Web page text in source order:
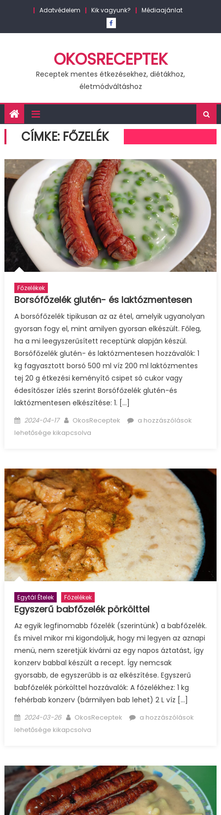
Adatvédelem Kik vagyunk? Médiaajánlat
OKOSRECEPTEK
Receptek mentes étkezésekhez, diétákhoz,
életmódváltáshoz
CÍMKE: FŐZELÉK
Főzelékek
Borsófőzelék glutén- és laktózmentesen
A borsófőzelék tipikusan az az étel, amelyik ugyanolyan
gyorsan fogy el, mint amilyen gyorsan elkészült. Főleg,
ha a mi leegyszerűsített receptünk alapján készül.
Borsófőzelék glutén- és laktózmentesen hozzávalók: 1
kg fagyasztott borsó 500 ml víz 200 ml laktózmentes
tej 20 g étkezési keményítő csipet só cukor vagy
édesítőszer ízlés szerint Borsófőzelék glutén-és
laktózmentesen elkészítése: 1. […]
Posted
on
2024-04-17 Author
OkosReceptek
Borsófőzelék
a hozzászólások
lehetősége kikapcsolva
Egytál Ételek Főzelékek
Egyszerű babfőzelék pörkölttel
Az egyik legfinomabb főzelék (szerintünk) a babfőzelék.
És mivel mikor mi kigondoljuk, hogy mi legyen az aznapi
menü, nem szeretjük kivárni az egy napos áztatást, így
konzerv babbal készült a recept. Így nemcsak
gyorsabb, de egyszerűbb is az elkészítése. Egyszerű
babfőzelék pörkölttel hozzávalók: A főzelékhez: 1 kg
fehérbab konzerv (bármilyen bab lehet) 2 L víz […]
Posted
on
2024-03-26 Author
OkosReceptek
Egyszerű
a hozzászólások
lehetősége kikapcsolva